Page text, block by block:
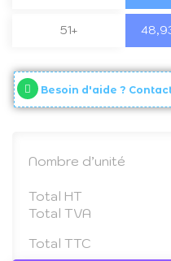
51+
Besoin d'aide ?
Nombre d’unité
Total HT
Total TVA
Total TTC